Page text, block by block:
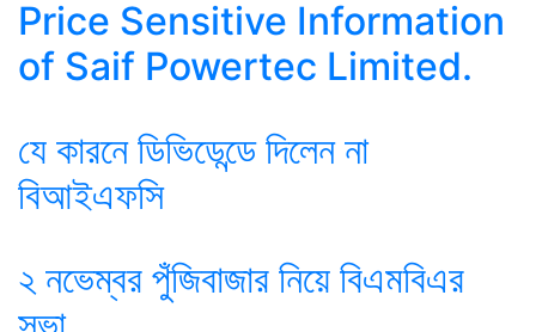
Price Sensitive Information
of Saif Powertec Limited.
যে কারনে ডিভিডেন্ডে দিলেন না
বিআইএফসি
২ নভেম্বর পুঁজিবাজার নিয়ে বিএমবিএর